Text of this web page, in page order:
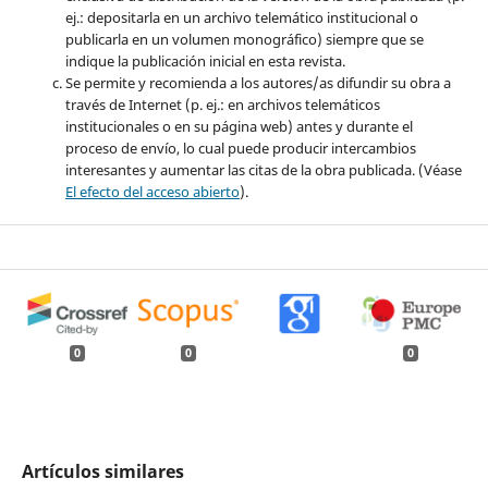
ej.: depositarla en un archivo telemático institucional o
publicarla en un volumen monográfico) siempre que se
indique la publicación inicial en esta revista.
Se permite y recomienda a los autores/as difundir su obra a
través de Internet (p. ej.: en archivos telemáticos
institucionales o en su página web) antes y durante el
proceso de envío, lo cual puede producir intercambios
interesantes y aumentar las citas de la obra publicada. (Véase
El efecto del acceso abierto).
0 0 0
Artículos similares